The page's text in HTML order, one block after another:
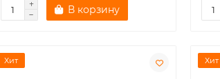
В корзину
Хит Хит